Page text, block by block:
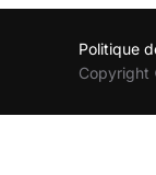
Politique
Copyright